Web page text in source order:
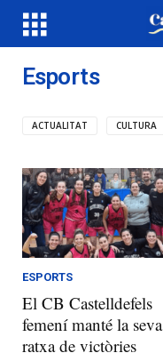
Esports
ACTUALITAT CULTURA
ESPORTS
El CB Castelldefels
femení manté la seva
ratxa de victòries